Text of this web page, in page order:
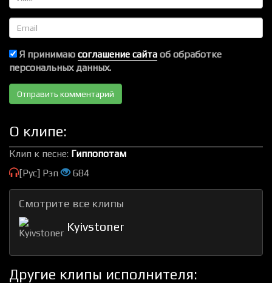
Email
Я принимаю соглашение сайта об обработке
персональных данных.
О клипе:
Клип к песне: Гиппопотам
[Рус] Рэп
684
Смотрите все клипы
Kyivstoner
Другие клипы исполнителя: